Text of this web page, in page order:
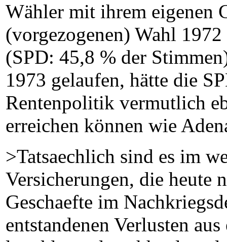
Wähler mit ihrem eigenen
(vorgezogenen) Wahl
(SPD: 45,8 % der
1973 gelaufen, hätte die
Rentenpolitik vermutlich
erreichen können wie
>Tatsaechlich sind es im
Versicherungen, die heute
Geschaefte im
entstandenen Verlusten